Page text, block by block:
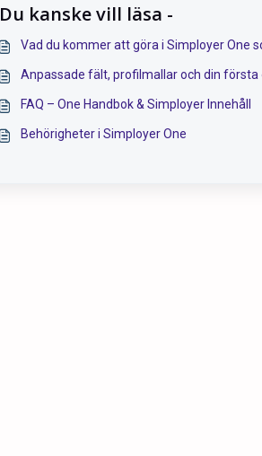
Du kanske vill läsa -
Vad du kommer att göra i Simployer One
Anpassade fält, profilmallar och din
FAQ – One Handbok & Simployer Innehåll
Behörigheter i Simployer One